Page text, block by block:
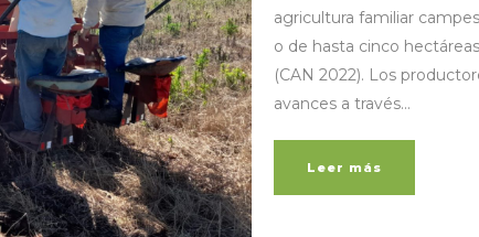
agricultura familiar
o de hasta cinco
(CAN 2022). Los
avances a través...
Leer más